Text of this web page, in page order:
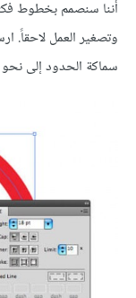
أننا سنصمم بخطوط
وتصغير العمل لاحقاً.
سماكة الحدود إلى نحو 18 pt.